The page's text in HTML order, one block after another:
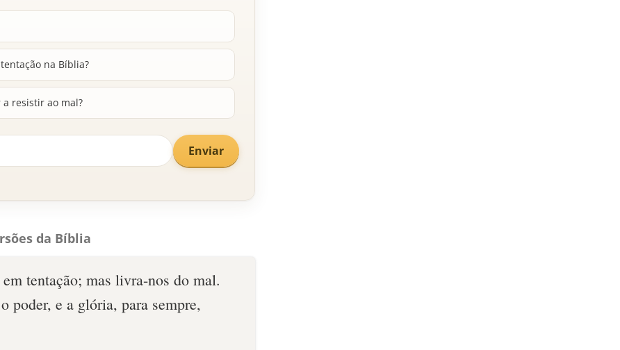
na Bíblia?
a resistir ao mal?
Enviar
da Bíblia
tentação; mas livra-nos do mal.
poder, e a glória, para sempre,